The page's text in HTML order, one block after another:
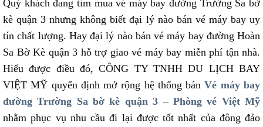
Quý khách đang tìm mua vé máy bay đường Trường Sa bờ
kè quận 3 nhưng không biết đại lý nào bán vé máy bay uy
tín chất lượng. Hay đại lý nào bán vé máy bay đường Hoàn
Sa Bờ Kè quận 3 hỗ trợ giao vé máy bay miễn phí tận nhà.
Hiểu được điều đó, CÔNG TY TNHH DU LỊCH BAY
VIỆT MỸ quyến định mở rộng hệ thống bánVé máy bay
đường Trường Sa bờ kè quận 3 – Phòng vé Việt Mỹ
nhằm phục vụ nhu cầu đi lại được tốt nhất của đông đảo